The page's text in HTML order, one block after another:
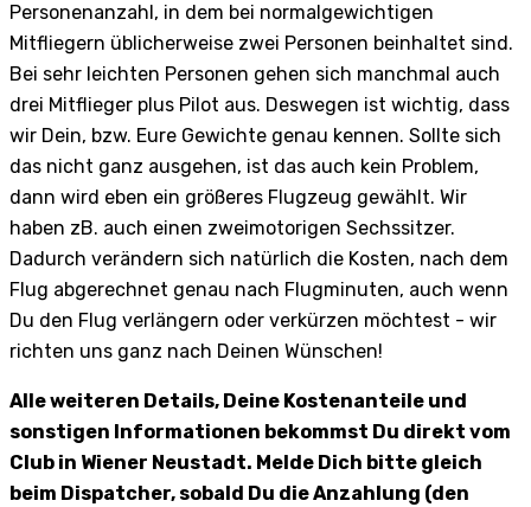
Personenanzahl, in dem bei normalgewichtigen
Mitfliegern üblicherweise zwei Personen beinhaltet sind.
Bei sehr leichten Personen gehen sich manchmal auch
drei Mitflieger plus Pilot aus. Deswegen ist wichtig, dass
wir Dein, bzw. Eure Gewichte genau kennen. Sollte sich
das nicht ganz ausgehen, ist das auch kein Problem,
dann wird eben ein größeres Flugzeug gewählt. Wir
haben zB. auch einen zweimotorigen Sechssitzer.
Dadurch verändern sich natürlich die Kosten, nach dem
Flug abgerechnet genau nach Flugminuten, auch wenn
Du den Flug verlängern oder verkürzen möchtest - wir
richten uns ganz nach Deinen Wünschen!
Alle weiteren Details, Deine Kostenanteile und
sonstigen Informationen bekommst Du direkt vom
Club in Wiener Neustadt. Melde Dich bitte gleich
beim Dispatcher, sobald Du die Anzahlung (den